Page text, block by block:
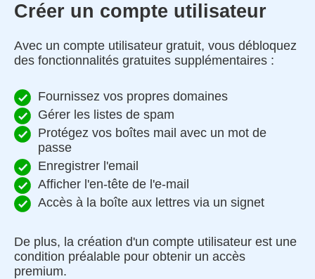
Créer un compte utilisateur
Avec un compte utilisateur gratuit, vous débloquez
des fonctionnalités gratuites supplémentaires :
Fournissez vos propres domaines
Gérer les listes de spam
Protégez vos boîtes mail avec un mot de
passe
Enregistrer l'email
Afficher l'en-tête de l'e-mail
Accès à la boîte aux lettres via un signet
De plus, la création d'un compte utilisateur est une
condition préalable pour obtenir un accès
premium.